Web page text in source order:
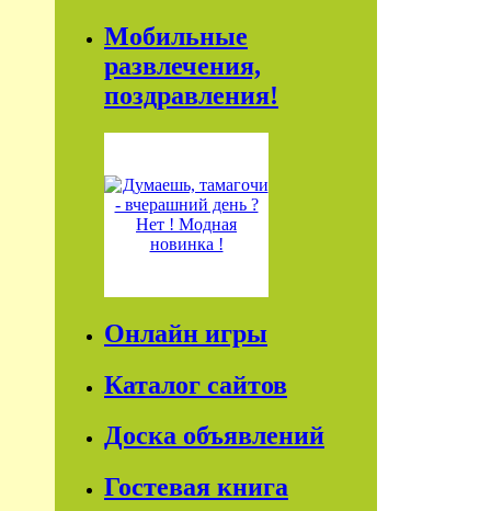
Мобильные
развлечения,
поздравления!
Онлайн игры
Каталог сайтов
Доска объявлений
Гостевая книга